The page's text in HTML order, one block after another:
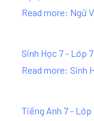
Read more: Ngữ
Sinh Học 7 - Lớp
Read more: Sinh
Tiếng Anh 7 - Lớp